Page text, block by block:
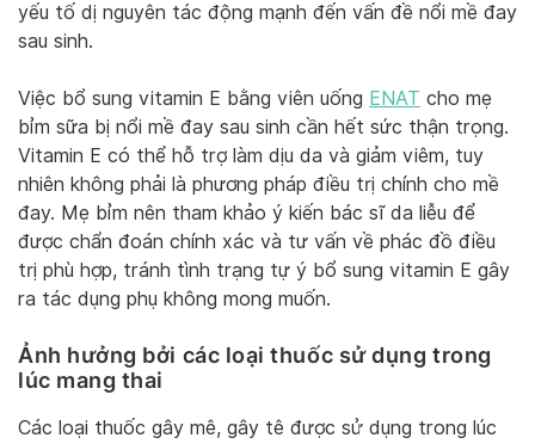
yếu tố dị nguyên tác động mạnh đến vấn đề nổi mề đay
sau sinh.
Việc bổ sung vitamin E bằng viên uống ENAT cho mẹ
bỉm sữa bị nổi mề đay sau sinh cần hết sức thận trọng.
Vitamin E có thể hỗ trợ làm dịu da và giảm viêm, tuy
nhiên không phải là phương pháp điều trị chính cho mề
đay. Mẹ bỉm nên tham khảo ý kiến bác sĩ da liễu để
được chẩn đoán chính xác và tư vấn về phác đồ điều
trị phù hợp, tránh tình trạng tự ý bổ sung vitamin E gây
ra tác dụng phụ không mong muốn.
Ảnh hưởng bởi các loại thuốc sử dụng trong
lúc mang thai
Các loại thuốc gây mê, gây tê được sử dụng trong lúc